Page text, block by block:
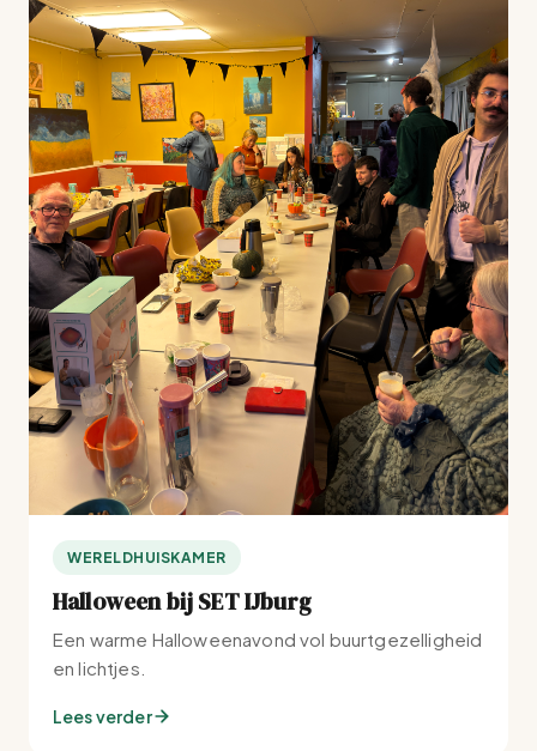
WERELDHUISKAMER
Halloween bij SET IJburg
Een warme Halloweenavond vol buurtgezelligheid
en lichtjes.
Lees verder